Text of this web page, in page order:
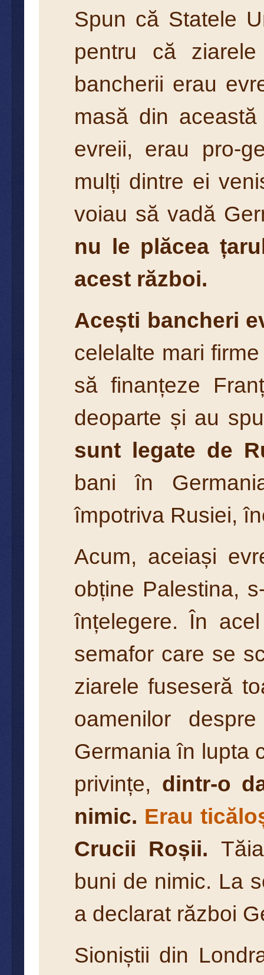
Spun că Statele
pentru că
bancherii erau
masă din
evreii, erau pro-
mulți dintre ei
voiau să vadă
nu le plăcea
acest război.
Acești bancheri
celelalte mari
să finanțeze
deoparte și au
sunt legate de
bani în
împotriva Rusiei,
Acum, aceiași
obține Palestina,
înțelegere. În
semafor care se
ziarele fuseseră
oamenilor
Germania în lupta
privințe, dintr-o
nimic. Erau
Crucii Roșii.
buni de nimic. La
a declarat război
Sioniștii din